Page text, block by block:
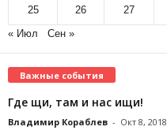
25 26 27
« Июл
Сен »
Важные события
Где щи, там и нас ищи!
Владимир Кораблев - Окт 8, 2018